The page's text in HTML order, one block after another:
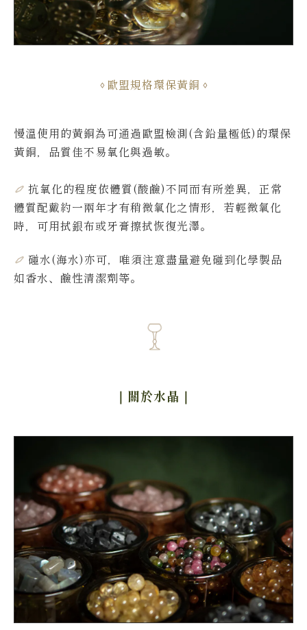
歐盟規格環保黃銅
慢溫使用的黃銅為可通過歐盟檢測(含鉛量極低)的環保
黃銅，品質佳不易氧化與過敏。
抗氧化的程度依體質(酸鹼)不同而有所差異， 正常
體質配戴約一兩年才有稍微氧化之情形，若輕微氧化
時，可用拭銀布或牙膏擦拭恢復光澤。
碰水(海水)亦可，唯須注意盡量避免碰到化學製品
如香水、鹼性清潔劑等。
｜關於水晶 ｜